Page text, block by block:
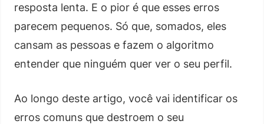
resposta lenta. E o pior é que esses erros
parecem pequenos. Só que, somados, eles
cansam as pessoas e fazem o algoritmo
entender que ninguém quer ver o seu perfil.
Ao longo deste artigo, você vai identificar os
erros comuns que destroem o seu